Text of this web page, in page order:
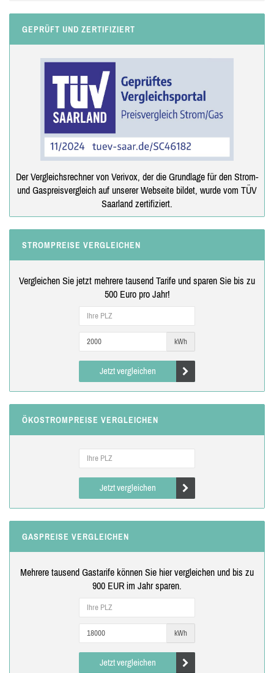
GEPRÜFT UND ZERTIFIZIERT
Der Vergleichsrechner von Verivox, der die Grundlage für den Strom-
und Gaspreisvergleich auf unserer Webseite bildet, wurde vom TÜV
Saarland zertifiziert.
STROMPREISE VERGLEICHEN
Vergleichen Sie jetzt mehrere tausend Tarife und sparen Sie bis zu
500 Euro pro Jahr!
kWh
Jetzt vergleichen
ÖKOSTROMPREISE VERGLEICHEN
Jetzt vergleichen
GASPREISE VERGLEICHEN
Mehrere tausend Gastarife können Sie hier vergleichen und bis zu
900 EUR im Jahr sparen.
kWh
Jetzt vergleichen